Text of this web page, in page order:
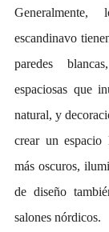
escandinavo
paredes
espaciosas que
natural, y
crear un espacio
más oscuros,
de diseño
salones nórdicos.